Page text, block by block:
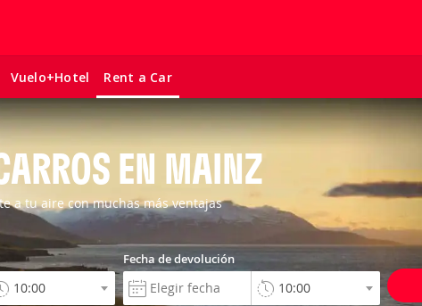
Vuelo+Hotel Rent a Car
EN MAINZ
a tu aire con muchas más ventajas
Fecha de devolución